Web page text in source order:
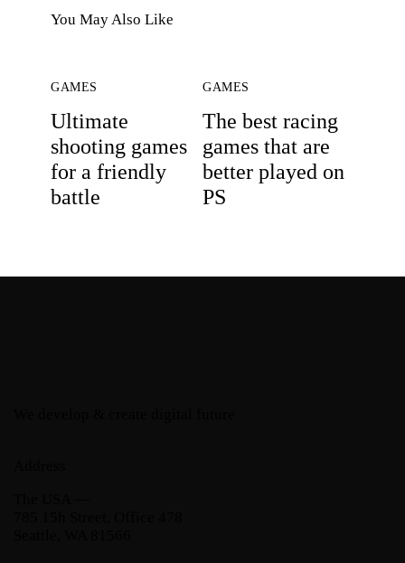
You May Also Like
GAMES
Ultimate
shooting games
for a friendly
battle
GAMES
The best racing
games that are
better played on
PS